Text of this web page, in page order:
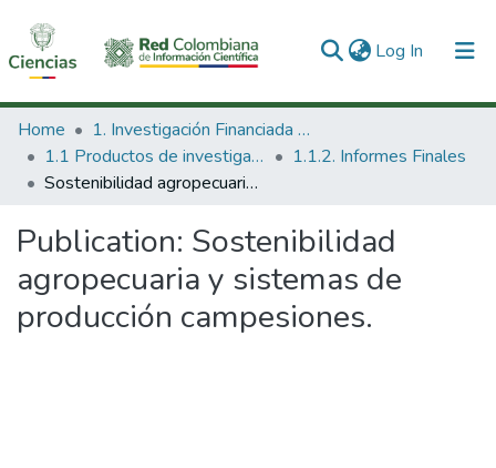
Log In (current)
Communities & Collections
All of DSpace
Home
1. Investigación Financiada con Recursos Públicos
1.1 Productos de investigación
1.1.2. Informes Finales
Sostenibilidad agropecuaria y sistemas de producción campesiones.
Publication: Sostenibilidad
agropecuaria y sistemas de
producción campesiones.